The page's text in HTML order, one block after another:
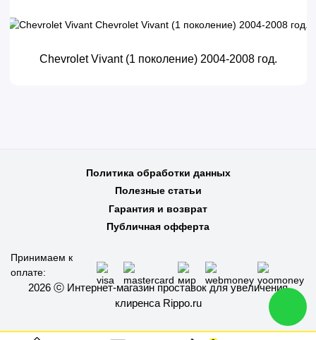
Chevrolet Vivant (1 поколение) 2004-2008 год.
Политика обработки данных
Полезные статьи
Гарантия и возврат
Публичная офферта
Принимаем к
оплате:
2026 ⓒ Интернет-магазин проставок для увеличения
клиренса Rippo.ru